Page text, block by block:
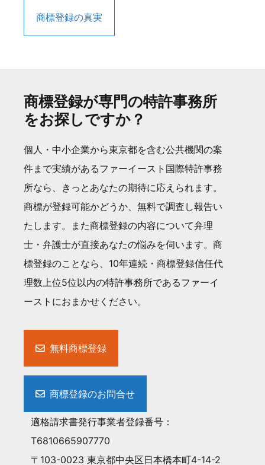
商標登録の真実
商標登録が専門の特許事務所
をお探しですか？
個人・中小企業から東京都を含む公共機関の案
件まで実績があるファーイースト国際特許事務
所なら、きっとあなたの期待に応えられます。
商標が登録可能かどうか、無料で調査し報告い
たします。また商標登録の内容について弁理
士・弁護士が直接あなたの悩みを伺います。商
標登録のことなら、10年連続・商標登録信任代
理数上位5位以内の特許事務所であるファーイ
ーストにおまかせください。
無料商標登録
商標登録のお問合せ
適格請求書発行事業者登録番号：
T6810665907770
〒103-0023 東京都中央区日本橋本町4-14-2